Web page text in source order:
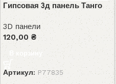
Гипсовая 3д панель Танго
3D панели
120,00 ₴
В корзину
Артикул:P77835